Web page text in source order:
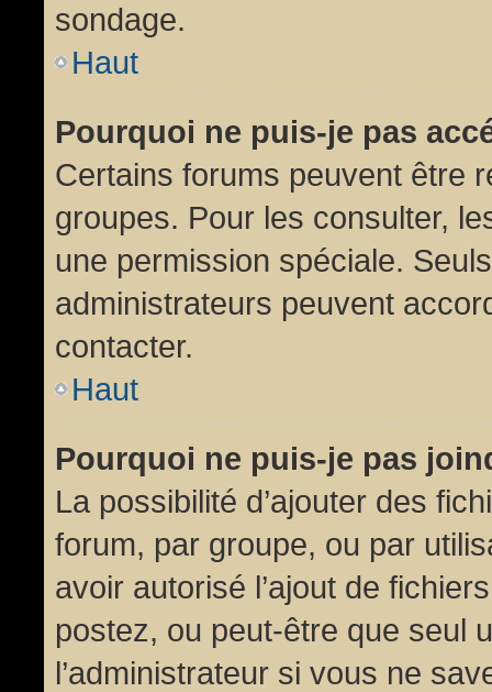
sondage.
Haut
Pourquoi ne puis-je pas
Certains forums peuvent être
groupes. Pour les consulter,
une permission spéciale.
administrateurs peuvent
contacter.
Haut
Pourquoi ne puis-je pas
La possibilité d’ajouter des
forum, par groupe, ou par
avoir autorisé l’ajout de
postez, ou peut-être que seul
l’administrateur si vous ne